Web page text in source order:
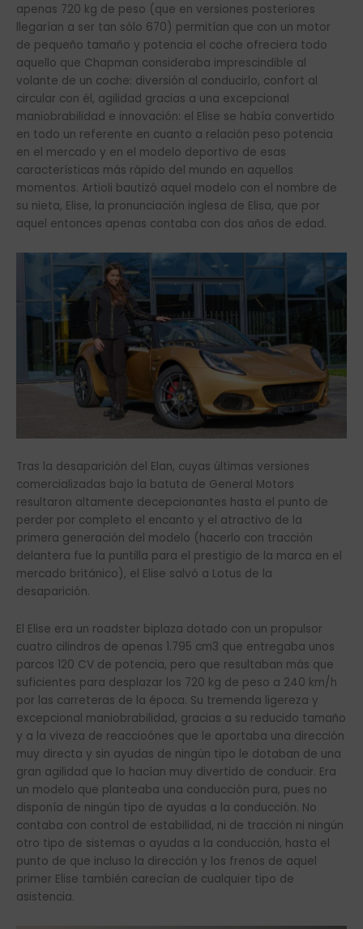
apenas 720 kg de peso (que en versiones posteriores
llegarían a ser tan sólo 670) permitían que con un motor
de pequeño tamaño y potencia el coche ofreciera todo
aquello que Chapman consideraba imprescindible al
volante de un coche: diversión al conducirlo, confort al
circular con él, agilidad gracias a una excepcional
maniobrabilidad e innovación: el Elise se había convertido
en todo un referente en cuanto a relación peso potencia
en el mercado y en el modelo deportivo de esas
características más rápido del mundo en aquellos
momentos. Artioli bautizó aquel modelo con el nombre de
su nieta, Elise, la pronunciación inglesa de Elisa, que por
aquel entonces apenas contaba con dos años de edad.
Tras la desaparición del Elan, cuyas últimas versiones
comercializadas bajo la batuta de General Motors
resultaron altamente decepcionantes hasta el punto de
perder por completo el encanto y el atractivo de la
primera generación del modelo (hacerlo con tracción
delantera fue la puntilla para el prestigio de la marca en el
mercado británico), el Elise salvó a Lotus de la
desaparición.
El Elise era un roadster biplaza dotado con un propulsor
cuatro cilindros de apenas 1.795 cm3 que entregaba unos
parcos 120 CV de potencia, pero que resultaban más que
suficientes para desplazar los 720 kg de peso a 240 km/h
por las carreteras de la época. Su tremenda ligereza y
excepcional maniobrabilidad, gracias a su reducido tamaño
y a la viveza de reaccioónes que le aportaba una dirección
muy directa y sin ayudas de ningún tipo le dotaban de una
gran agilidad que lo hacían muy divertido de conducir. Era
un modelo que planteaba una conducción pura, pues no
disponía de ningún tipo de ayudas a la conducción. No
contaba con control de estabilidad, ni de tracción ni ningún
otro tipo de sistemas o ayudas a la conducción, hasta el
punto de que incluso la dirección y los frenos de aquel
primer Elise también carecían de cualquier tipo de
asistencia.